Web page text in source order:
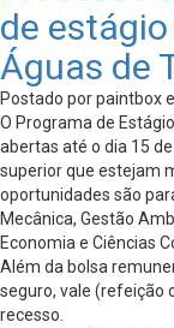
de
Águas de
Postado por paintbox
O Programa de
abertas até o dia 15
superior que estejam
oportunidades são
Mecânica, Gestão
Economia e Ciências
Além da bolsa
seguro, vale (refeição
recesso.